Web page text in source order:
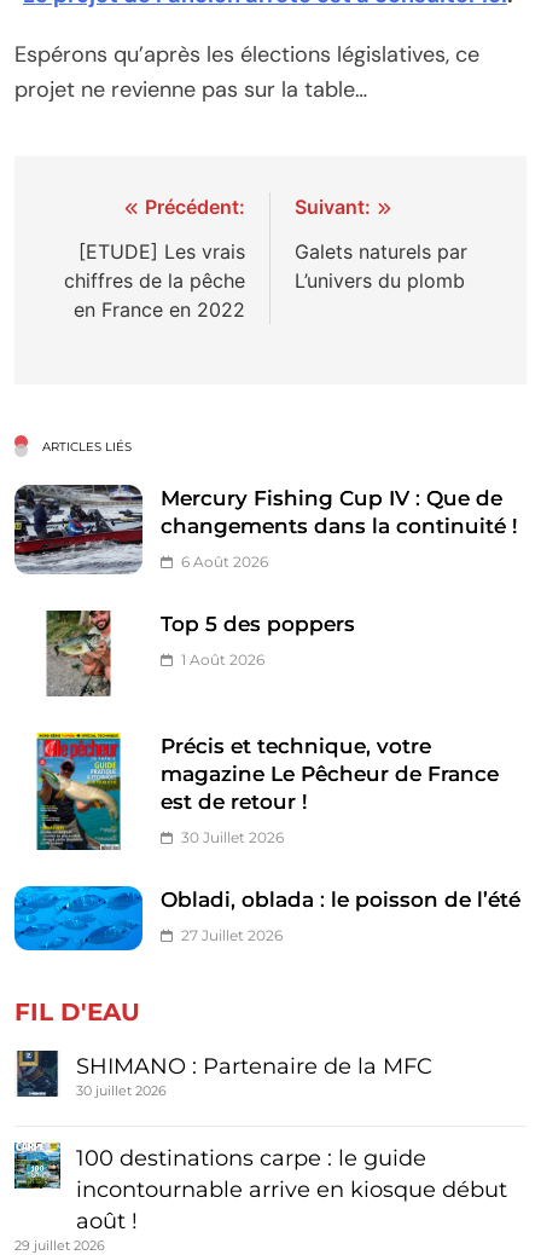
Espérons qu’après les élections législatives, ce
projet ne revienne pas sur la table…
Navigation
l’article
Précédent:
[ETUDE] Les vrais
chiffres de la pêche
en France en 2022
Suivant:
Galets naturels par
L’univers du plomb
ARTICLES LIÉS
Mercury Fishing Cup IV : Que de
changements dans la continuité !
6 Août 2026
Top 5 des poppers
1 Août 2026
Précis et technique, votre
magazine Le Pêcheur de France
est de retour !
30 Juillet 2026
Obladi, oblada : le poisson de l’été
27 Juillet 2026
FIL D'EAU
SHIMANO : Partenaire de la MFC
30 juillet 2026
100 destinations carpe : le guide
incontournable arrive en kiosque début
août !
29 juillet 2026